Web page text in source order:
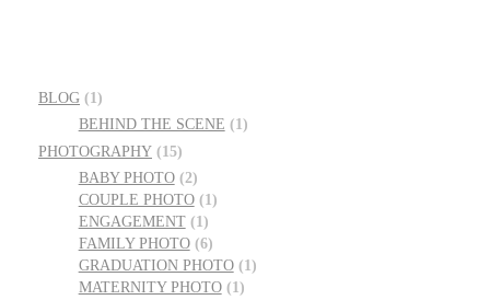
BLOG (1)
BEHIND THE SCENE (1)
PHOTOGRAPHY (15)
BABY PHOTO(2)
COUPLE PHOTO(1)
ENGAGEMENT(1)
FAMILY PHOTO(6)
GRADUATION PHOTO(1)
MATERNITY PHOTO(1)